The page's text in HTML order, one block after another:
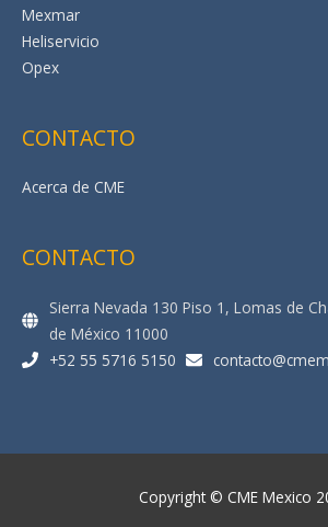
Mexmar
Heliservicio
Opex
CONTACTO
Acerca de CME
CONTACTO
Sierra Nevada 130 Piso 1, Lomas de
de México 11000
+52 55 5716 5150
Copyright © CME Mexico